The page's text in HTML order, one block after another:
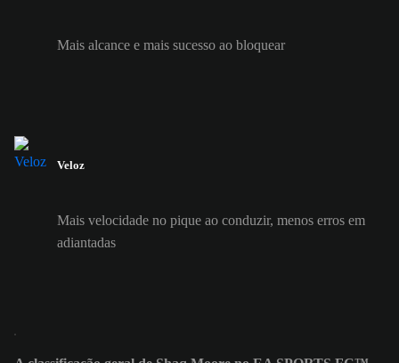
Mais alcance e mais sucesso ao bloquear
Veloz
Mais velocidade no pique ao conduzir, menos erros em
adiantadas